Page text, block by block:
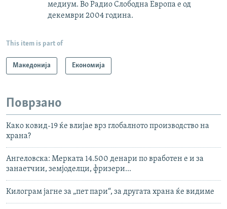
медиум. Во Радио Слободна Европа е од
декември 2004 година.
This item is part of
Македонија Економија
Поврзано
Како ковид-19 ќе влијае врз глобалното производство на
храна?
Ангеловска: Мерката 14.500 денари по вработен е и за
занаетчии, земјоделци, фризери...
Килограм јагне за „пет пари“, за другата храна ќе видиме